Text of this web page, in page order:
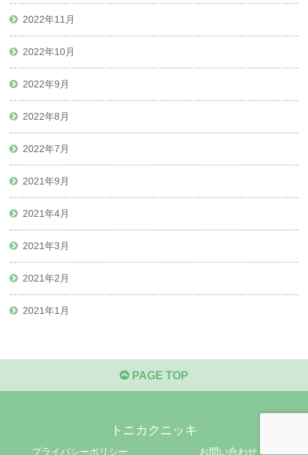
2022年11月
2022年10月
2022年9月
2022年8月
2022年7月
2021年9月
2021年4月
2021年3月
2021年2月
2021年1月
PAGE TOP
トニカクニッキ
プライバシーポリシー お問い合わせ